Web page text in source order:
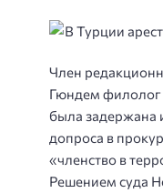
Член
Гюндем филолог
была задержана
допроса в
«членство в
Решением суда